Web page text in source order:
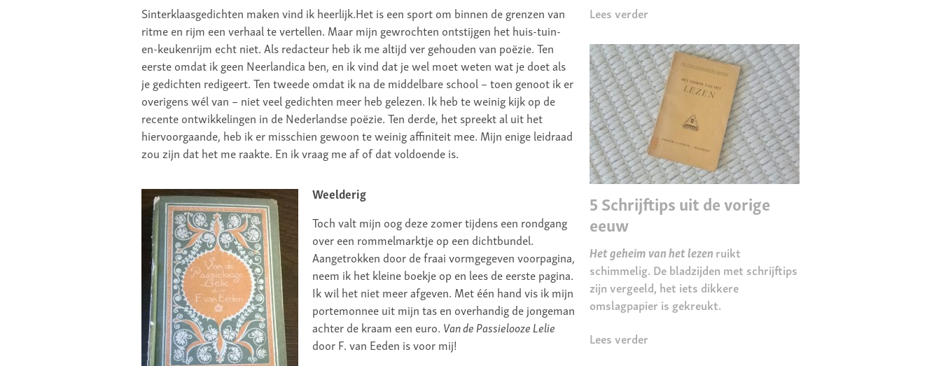
Sinterklaasgedichten maken vind ik heerlijk.Het is een sport om binnen de grenzen van
ritme en rijm een verhaal te vertellen. Maar mijn gewrochten ontstijgen het huis-tuin-
en-keukenrijm echt niet. Als redacteur heb ik me altijd ver gehouden van poëzie. Ten
eerste omdat ik geen Neerlandica ben, en ik vind dat je wel moet weten wat je doet als
je gedichten redigeert. Ten tweede omdat ik na de middelbare school – toen genoot ik er
overigens wél van – niet veel gedichten meer heb gelezen. Ik heb te weinig kijk op de
recente ontwikkelingen in de Nederlandse poëzie. Ten derde, het spreekt al uit het
hiervoorgaande, heb ik er misschien gewoon te weinig affiniteit mee. Mijn enige leidraad
zou zijn dat het me raakte. En ik vraag me af of dat voldoende is.
Weelderig
Toch valt mijn oog deze zomer tijdens een rondgang
over een rommelmarktje op een dichtbundel.
Aangetrokken door de fraai vormgegeven voorpagina,
neem ik het kleine boekje op en lees de eerste pagina.
Ik wil het niet meer afgeven. Met één hand vis ik mijn
portemonnee uit mijn tas en overhandig de jongeman
achter de kraam een euro. Van de Passielooze Lelie
door F. van Eeden is voor mij!
Lees verder
5 Schrijftips uit de vorige
eeuw
Het geheim van het lezenruikt
schimmelig. De bladzijden met schrijftips
zijn vergeeld, het iets dikkere
omslagpapier is gekreukt.
Lees verder